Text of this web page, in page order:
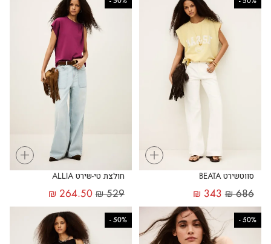
+
סווטשירט BEATA
₪686
₪ 343
+
חולצת טי-שירט ALLIA
₪529
₪ 264.50
50%
-
50%
-